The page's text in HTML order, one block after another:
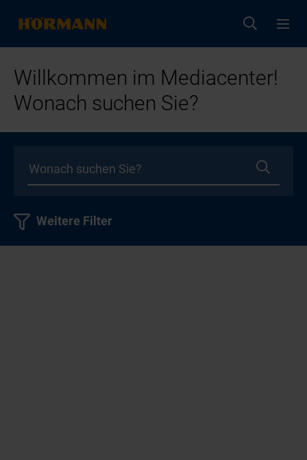
Willkommen im Mediacenter!
Wonach suchen Sie?
Weitere Filter